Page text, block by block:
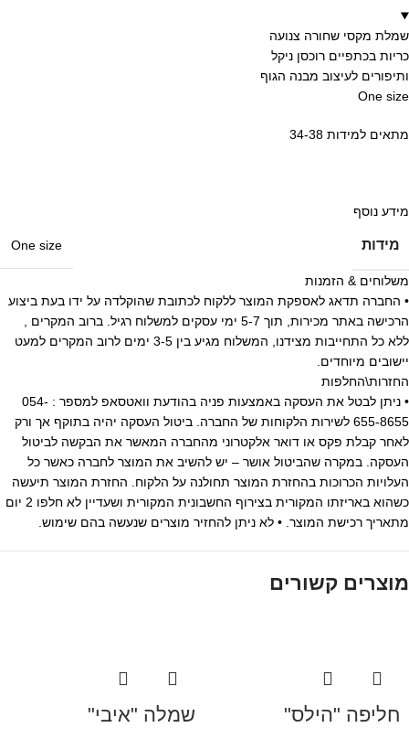
שמלת מקסי שחורה צנועה
כריות בכתפיים רוכסן ניקל
ותיפורים לעיצוב מבנה הגוף
One size
מתאים למידות 34-38
מידע נוסף
מידות One size
משלוחים & הזמנות
• החברה תדאג לאספקת המוצר ללקוח לכתובת שהוקלדה על ידו בעת ביצוע
הרכישה באתר מכירות, תוך 5-7 ימי עסקים למשלוח רגיל. ברוב המקרים ,
ללא כל התחייבות מצידנו, המשלוח מגיע בין 3-5 ימים לרוב המקרים למעט
יישובים מיוחדים.
החזרות\החלפות
• ניתן לבטל את העסקה באמצעות פניה בהודעת וואטסאפ למספר : 054-
655-8655 לשירות הלקוחות של החברה. ביטול העסקה יהיה בתוקף אך ורק
לאחר קבלת פקס או דואר אלקטרוני מהחברה המאשר את הבקשה לביטול
העסקה. במקרה שהביטול אושר – יש להשיב את המוצר לחברה כאשר כל
העלויות הכרוכות בהחזרת המוצר תחולנה על הלקוח. החזרת המוצר תיעשה
כשהוא באריזתו המקורית בצירוף החשבונית המקורית ושעדיין לא חלפו 2 יום
מתאריך רכישת המוצר. • לא ניתן להחזיר מוצרים שנעשה בהם שימוש.
מוצרים קשורים
חליפה "הילס" שמלה "איבי"